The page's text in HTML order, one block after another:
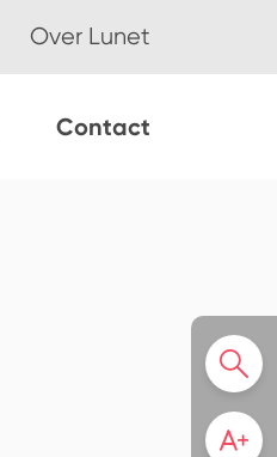
Over Lunet
Contact